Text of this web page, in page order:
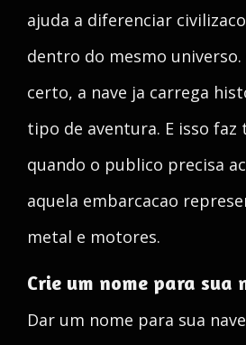
ajuda a diferenciar
dentro do mesmo universo.
certo, a nave ja carrega
tipo de aventura. E isso faz
quando o publico precisa
aquela embarcacao
metal e motores.
Crie um nome para sua
Dar um nome para sua